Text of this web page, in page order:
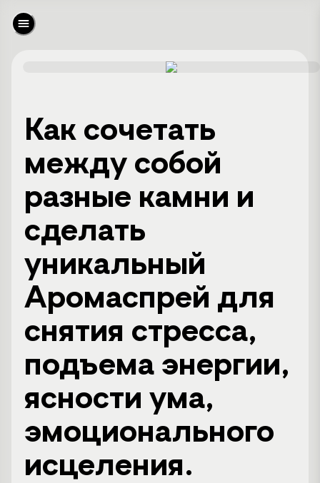
Как сочетать
между собой
разные камни и
сделать
уникальный
Аромаспрей для
снятия стресса,
подъема энергии,
ясности ума,
эмоционального
исцеления.